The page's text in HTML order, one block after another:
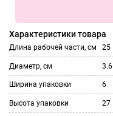
Характеристики товара
Длина рабочей части, см 25
Диаметр, см 3.6
Ширина упаковки 6
Высота упаковки 27